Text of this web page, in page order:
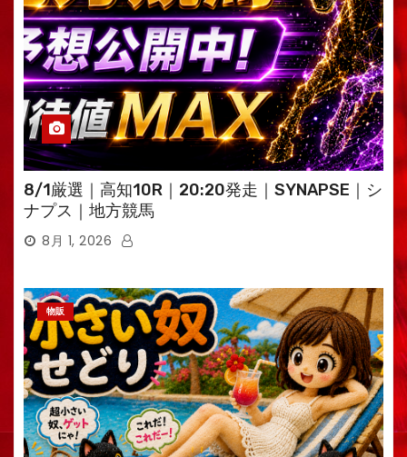
8/1厳選｜高知10R｜20:20発走｜SYNAPSE｜シ
ナプス｜地方競馬
8月 1, 2026
物販